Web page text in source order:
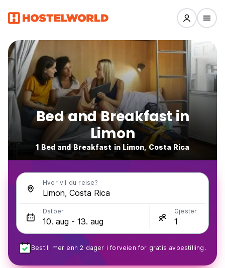
Bed and Breakfast in
Limon
1 Bed and Breakfast in Limon, Costa Rica
Hvor vil du reise?
Datoer Gjester
Bestill mer enn 2 dager i forveien for gratis avbestilling.